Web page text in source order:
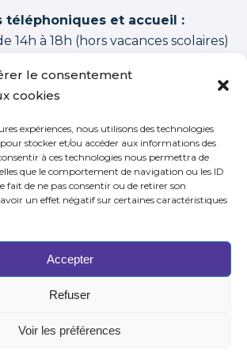
le consentement
cookies
expériences, nous utilisons des technologies
pour stocker et/ou accéder aux informations des
à ces technologies nous permettra de
que le comportement de navigation ou les ID
fait de ne pas consentir ou de retirer son
un effet négatif sur certaines caractéristiques
Accepter
Refuser
Voir les préférences
téléphoniques et accueil :
14h à 18h (hors vacances scolaires)
94,00 /100
DISTINCTS 2015–2026 (cycles + stages
+ journées initiation).
à notre newsletter
de la fiction -Mentions légales